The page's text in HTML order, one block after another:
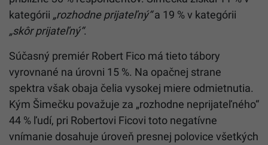
kategórii „rozhodne prijateľný“a 19 % v kategórii
„skôr prijateľný“.
Súčasný premiér Robert Fico má tieto tábory
vyrovnané na úrovni 15 %. Na opačnej strane
spektra však obaja čelia vysokej miere odmietnutia.
Kým Šimečku považuje za „rozhodne neprijateľného“
44 % ľudí, pri Robertovi Ficovi toto negatívne
vnímanie dosahuje úroveň presnej polovice všetkých